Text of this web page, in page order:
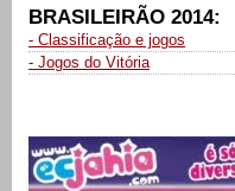
BRASILEIRÃO 2014:
- Classificação e jogos
- Jogos do Vitória